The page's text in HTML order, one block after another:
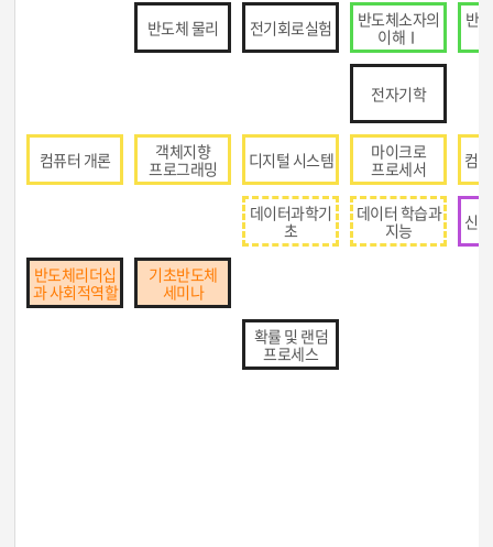
반도체 물리 전기회로실험
반도체소자의
이해Ⅰ
반
전자기학
컴퓨터 개론
객체지향
프로그래밍
디지털 시스템
마이크로
프로세서
컴
데이터과학기
초
데이터 학습과
지능
신
반도체리더십
과 사회적역할
기초반도체
세미나
확률 및 랜덤
프로세스